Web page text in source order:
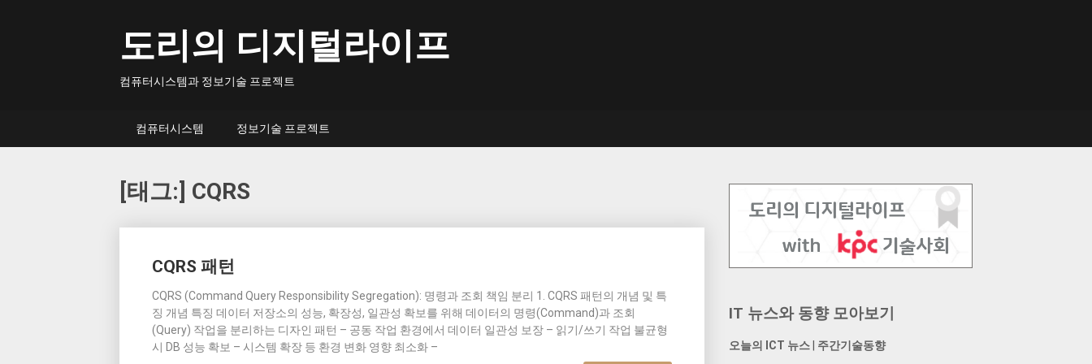
도리의 디지털라이프
컴퓨터시스템과 정보기술 프로젝트
컴퓨터시스템 정보기술 프로젝트
[태그:] CQRS
CQRS 패턴
CQRS (Command Query Responsibility Segregation): 명령과 조회 책임 분리 1. CQRS 패턴의 개념 및 특
징 개념 특징 데이터 저장소의 성능, 확장성, 일관성 확보를 위해 데이터의 명령(Command)과 조회
(Query) 작업을 분리하는 디자인 패턴 – 공동 작업 환경에서 데이터 일관성 보장 – 읽기/쓰기 작업 불균형
시 DB 성능 확보 – 시스템 확장 등 환경 변화 영향 최소화 –
navigation
IT 뉴스와 동향 모아보기
오늘의 ICT 뉴스 주간기술동향